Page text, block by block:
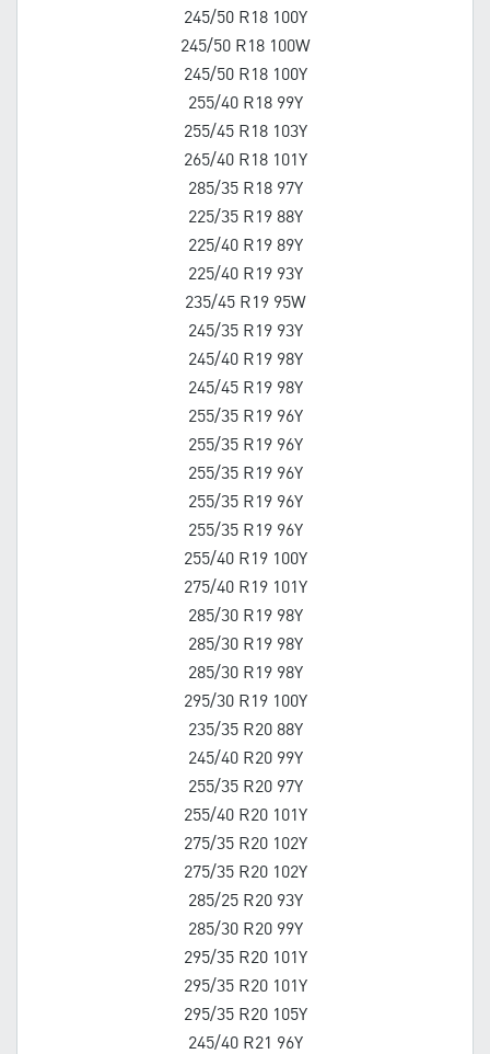
245/50 R18 100Y
245/50 R18 100W
245/50 R18 100Y
255/40 R18 99Y
255/45 R18 103Y
265/40 R18 101Y
285/35 R18 97Y
225/35 R19 88Y
225/40 R19 89Y
225/40 R19 93Y
235/45 R19 95W
245/35 R19 93Y
245/40 R19 98Y
245/45 R19 98Y
255/35 R19 96Y
255/35 R19 96Y
255/35 R19 96Y
255/35 R19 96Y
255/35 R19 96Y
255/40 R19 100Y
275/40 R19 101Y
285/30 R19 98Y
285/30 R19 98Y
285/30 R19 98Y
295/30 R19 100Y
235/35 R20 88Y
245/40 R20 99Y
255/35 R20 97Y
255/40 R20 101Y
275/35 R20 102Y
275/35 R20 102Y
285/25 R20 93Y
285/30 R20 99Y
295/35 R20 101Y
295/35 R20 101Y
295/35 R20 105Y
245/40 R21 96Y